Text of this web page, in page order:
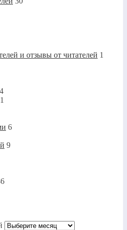
и отзывы от читателей 1
1
6
9